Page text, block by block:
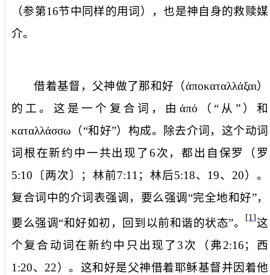
（参第16节中同样的用词），也是神自身的救赎媒
介。
借着基督，父神做了那和好 （ἀποκαταλλάξαι）
的工。这是一个复合词，由 ἀπό （“从”）和
καταλλάσσω （“和好”）构成。除去介词，这个动词
词根在新约中一共出现了6次，都出自保罗（罗
5:10 〔两次〕；林前7:11 ；林后5:18、 19、 20）。
复合词中的介词表强调，要么强调“完全地和好”，
要么强调“和好如初，回到以前和谐的状态”。 [1]这
个复合动词在新约中只出现了 3次（弗2:16；西
1:20、 22）。这和好是父神借着耶稣基督并因着他